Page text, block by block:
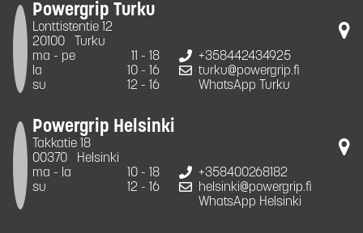
Powergrip Turku
Lonttistentie 12
20100
Turku
ma - pe
11 - 18
la
10 - 16
su
12 - 16
+358442434925
turku@powergrip.fi
WhatsApp Turku
Powergrip Helsinki
Takkatie 18
00370
Helsinki
ma - la
10 - 18
su
12 - 16
+358400268182
helsinki@powergrip.fi
WhatsApp Helsinki